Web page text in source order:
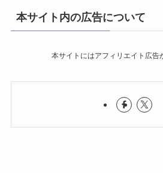
本サイト内の広告について
本サイトにはアフィリエイト広告